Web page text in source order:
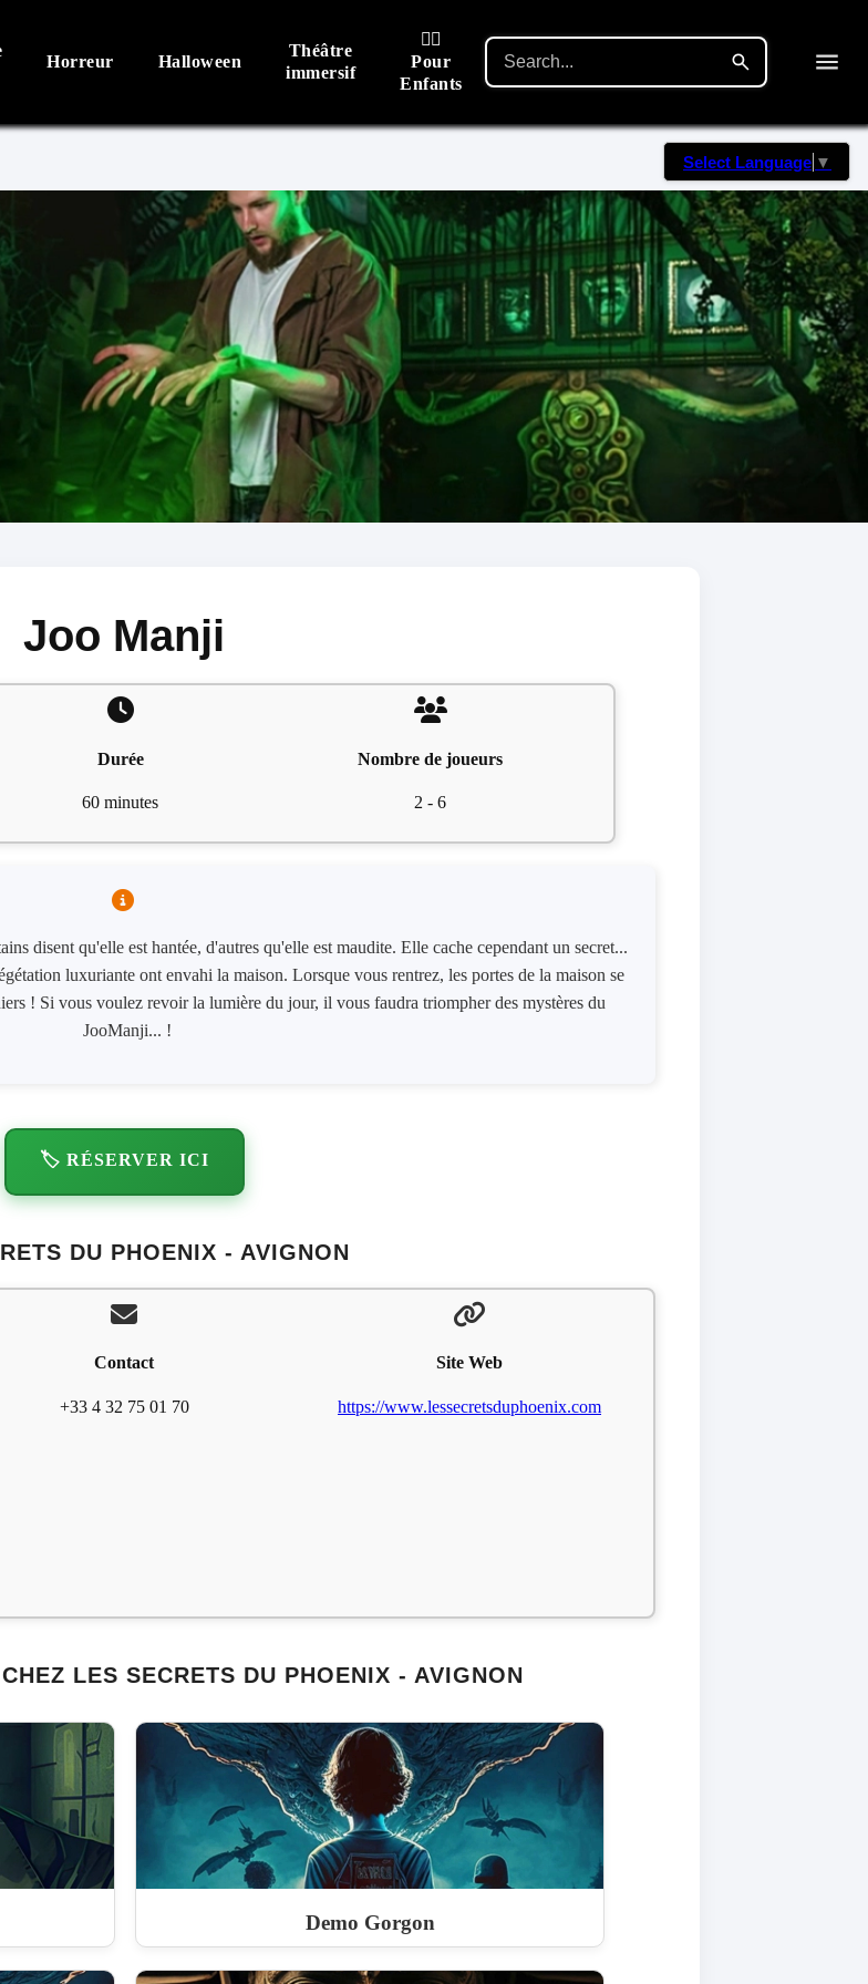
Horreur Halloween
Théâtre
immersif
🙋‍♂️
Pour
Enfants
Select Language ▼
Joo Manji
Durée
60 minutes
Nombre de joueurs
2 - 6
disent qu'elle est hantée, d'autres qu'elle est maudite. Elle cache cependant un secret...
luxuriante ont envahi la maison. Lorsque vous rentrez, les portes de la maison se
! Si vous voulez revoir la lumière du jour, il vous faudra triompher des mystères du
JooManji... !
🏷️ RÉSERVER ICI
DU PHOENIX - AVIGNON
Contact
+33 4 32 75 01 70
Site Web
https://www.lessecretsduphoenix.com
LES SECRETS DU PHOENIX - AVIGNON
Demo Gorgon